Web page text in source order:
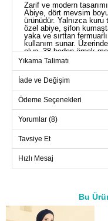
Zarif ve modern
Abiye, dört mevsim
ürünüdür. Yalnızca kuru
özel abiye, şifon
yaka ve sırttan
kullanım sunar.
olup, 38 beden örnek
(CM)
Beden
38
40
42
52
Yıkama Talimatı
İade ve Değişim
Ödeme Seçenekleri
Yorumlar (8)
Tavsiye Et
Hızlı Mesaj
Bu
a>